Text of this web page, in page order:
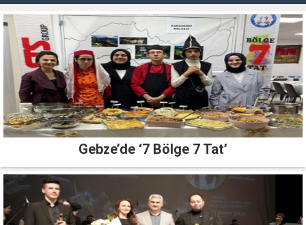
Gebze’de ‘7 Bölge 7 Tat’